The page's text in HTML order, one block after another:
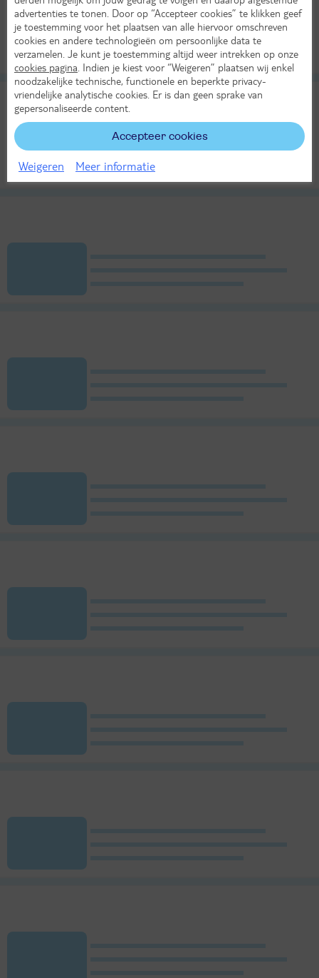
advertenties te tonen. Door op “Accepteer cookies” te klikken geef
je toestemming voor het plaatsen van alle hiervoor omschreven
cookies en andere technologieën om persoonlijke data te
verzamelen. Je kunt je toestemming altijd weer intrekken op onze
cookies pagina . Indien je kiest voor “Weigeren” plaatsen wij enkel
noodzakelijke technische, functionele en beperkte privacy-
vriendelijke analytische cookies. Er is dan geen sprake van
gepersonaliseerde content.
Accepteer cookies
Weigeren Meer informatie